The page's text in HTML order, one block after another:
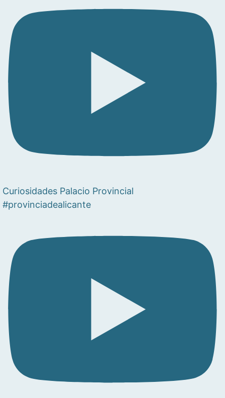
Curiosidades Palacio Provincial
#provinciadealicante